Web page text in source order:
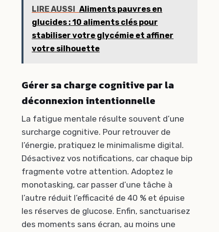
LIRE AUSSI
Aliments pauvres en
glucides : 10 aliments clés pour
stabiliser votre glycémie et affiner
votre silhouette
Gérer sa charge cognitive par la
déconnexion intentionnelle
La fatigue mentale résulte souvent d’une
surcharge cognitive. Pour retrouver de
l’énergie, pratiquez le minimalisme digital.
Désactivez vos notifications, car chaque bip
fragmente votre attention. Adoptez le
monotasking, car passer d’une tâche à
l’autre réduit l’efficacité de 40 % et épuise
les réserves de glucose. Enfin, sanctuarisez
des moments sans écran, au moins une